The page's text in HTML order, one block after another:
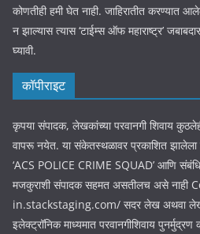
कोणतीही हमी घेत नाही. जाहिरातीत करण्यात
न झाल्यास त्यास ‘टाईम्स ऑफ महाराष्ट्र’
घ्यावी.
कॉपीराइट
कृपया संपादक, लेखकांच्या परवानगी शिवाय
वापरू नयेत. या संकेतस्थळावर प्रकाशित
‘ACS POLICE CRIME SQUAD’ आणि
मजकुराशी संपादक सहमत असतीलच असे
in.stackstaging.com/ सदर लेख अथवा
इलेक्ट्रॉनिक माध्यमात परवानगीशिवाय